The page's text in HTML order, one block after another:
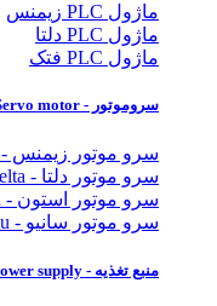
ماژول PLC زیمنس
ماژول PLC دلتا
ماژول PLC فتک
سروموتور - Servo motor
سرو موتور زیمنس - Siemens
سرو موتور دلتا - Delta
سرو موتور استون - Estun
سرو موتور سانیو - Sanyu
منبع تغذیه - Power supply